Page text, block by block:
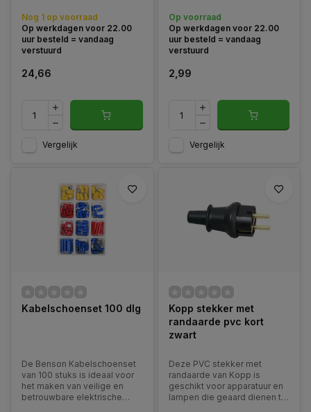
Nog 1 op voorraad
Op werkdagen voor 22.00
uur besteld = vandaag
verstuurd
24,66
Vergelijk
snoeren.
Op voorraad
Op werkdagen voor 22.00
uur besteld = vandaag
verstuurd
2,99
Vergelijk
Kabelschoenset 100 dlg
De Benson Kabelschoenset
van 100 stuks is ideaal voor
het maken van veilige en
betrouwbare elektrische
Kopp stekker met
randaarde pvc kort
zwart
Deze PVC stekker met
randaarde van Kopp is
geschikt voor apparatuur en
lampen die geaard dienen te